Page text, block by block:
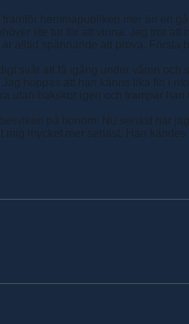
hemmapubliken mer än en
lite tur för att vinna. Jag tror
alltid spännande att prova.
svår att få igång under våren
hoppas att han känns lika fin i
utan bakskor igen och trampar
på honom. Nu senast har
mycket mer senast. Han